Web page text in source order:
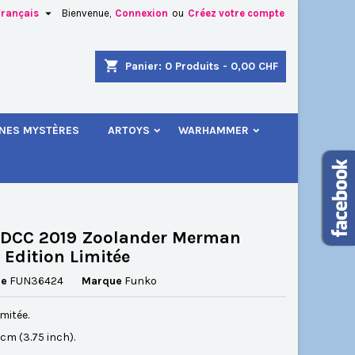
Bienvenue, Connexion ou Créez votre compte

shopping_cart Panier: 0 Produits - 0,00 CHF
MYSTÈRES ARTOYS WARHAMMER
2019 Zoolander Merman
Edition Limitée
FUN36424 Marque Funko
cm (3.75 inch).